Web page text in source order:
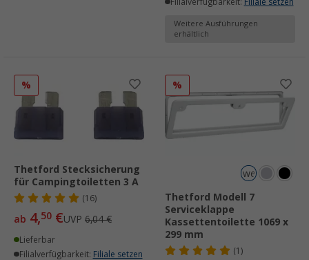
Filialverfügbarkeit: Filiale setzen
Weitere Ausführungen
erhältlich
%
Thetford Stecksicherung
für Campingtoiletten 3 A
(16)
ab 4,50 €UVP 6,04 €
Lieferbar
Filialverfügbarkeit: Filiale setzen
%
weiß
Thetford Modell 7
Serviceklappe
Kassettentoilette 1069 x
299 mm
(1)